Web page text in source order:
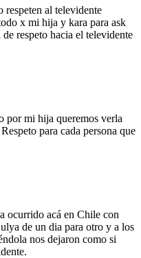
respeten al televidente
x mi hija y kara para ask
respeto hacia el televidente
por mi hija queremos verla
para cada persona que
ocurrido acá en Chile con
de un dia para otro y a los
nos dejaron como si